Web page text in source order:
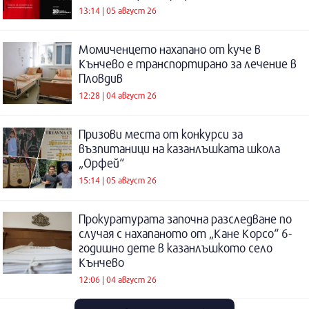
13:14 | 05 август 26
Момиченцето нахапано от куче в
Кънчево е транспортирано за лечение в
Пловдив
12:28 | 04 август 26
Призови места от конкурси за
възпитаници на казанлъшката школа
„Орфей“
15:14 | 05 август 26
Прокуратурата започна разследване по
случая с нахапаното от „Кане Корсо“ 6-
годишно дете в казанлъшкото село
Кънчево
12:06 | 04 август 26